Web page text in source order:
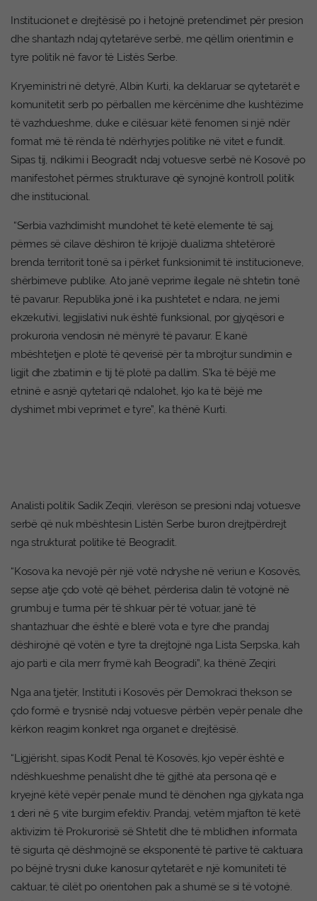
Institucionet e drejtësisë po i hetojnë pretendimet për presion
dhe shantazh ndaj qytetarëve serbë, me qëllim orientimin e
tyre politik në favor të Listës Serbe.
Kryeministri në detyrë, Albin Kurti, ka deklaruar se qytetarët e
komunitetit serb po përballen me kërcënime dhe kushtëzime
të vazhdueshme, duke e cilësuar këtë fenomen si një ndër
format më të rënda të ndërhyrjes politike në vitet e fundit.
Sipas tij, ndikimi i Beogradit ndaj votuesve serbë në Kosovë po
manifestohet përmes strukturave që synojnë kontroll politik
dhe institucional.
“Serbia vazhdimisht mundohet të ketë elemente të saj,
përmes së cilave dëshiron të krijojë dualizma shtetërorë
brenda territorit tonë sa i përket funksionimit të institucioneve,
shërbimeve publike. Ato janë veprime ilegale në shtetin tonë
të pavarur. Republika jonë i ka pushtetet e ndara, ne jemi
ekzekutivi, legjislativi nuk është funksional, por gjyqësori e
prokuroria vendosin në mënyrë të pavarur. E kanë
mbështetjen e plotë të qeverisë për ta mbrojtur sundimin e
ligjit dhe zbatimin e tij të plotë pa dallim. S’ka të bëjë me
etninë e asnjë qytetari që ndalohet, kjo ka të bëjë me
dyshimet mbi veprimet e tyre”, ka thënë Kurti.
Analisti politik Sadik Zeqiri, vlerëson se presioni ndaj votuesve
serbë që nuk mbështesin Listën Serbe buron drejtpërdrejt
nga strukturat politike të Beogradit.
“Kosova ka nevojë për një votë ndryshe në veriun e Kosovës,
sepse atje çdo votë që bëhet, përderisa dalin të votojnë në
grumbuj e turma për të shkuar për të votuar, janë të
shantazhuar dhe është e blerë vota e tyre dhe prandaj
dëshirojnë që votën e tyre ta drejtojnë nga Lista Serpska, kah
ajo parti e cila merr frymë kah Beogradi”, ka thënë Zeqiri.
Nga ana tjetër, Instituti i Kosovës për Demokraci thekson se
çdo formë e trysnisë ndaj votuesve përbën vepër penale dhe
kërkon reagim konkret nga organet e drejtësisë.
“Ligjërisht, sipas Kodit Penal të Kosovës, kjo vepër është e
ndëshkueshme penalisht dhe të gjithë ata persona që e
kryejnë këtë vepër penale mund të dënohen nga gjykata nga
1 deri në 5 vite burgim efektiv. Prandaj, vetëm mjafton të ketë
aktivizim të Prokurorisë së Shtetit dhe të mblidhen informata
të sigurta që dëshmojnë se eksponentë të partive të caktuara
po bëjnë trysni duke kanosur qytetarët e një komuniteti të
caktuar, të cilët po orientohen pak a shumë se si të votojnë.